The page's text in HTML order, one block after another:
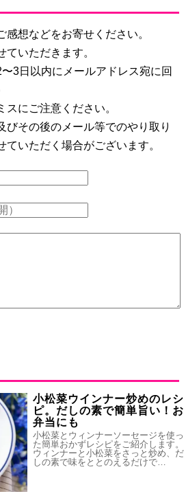
感想などをお寄せください。
いただきます。
3日以内にメールアドレス宛に回
スにご注意ください。
びその後のメール等でのやり取り
ていただく場合がございます。
小松菜ウインナー炒めのレシ
ピ。だしの素で簡単旨い！お
弁当にも
小松菜とウィンナーソーセージを使っ
た簡単おかずレシピをご紹介します。
ウィンナーと小松菜をさっと炒め、だ
しの素で味をととのえるだけで…